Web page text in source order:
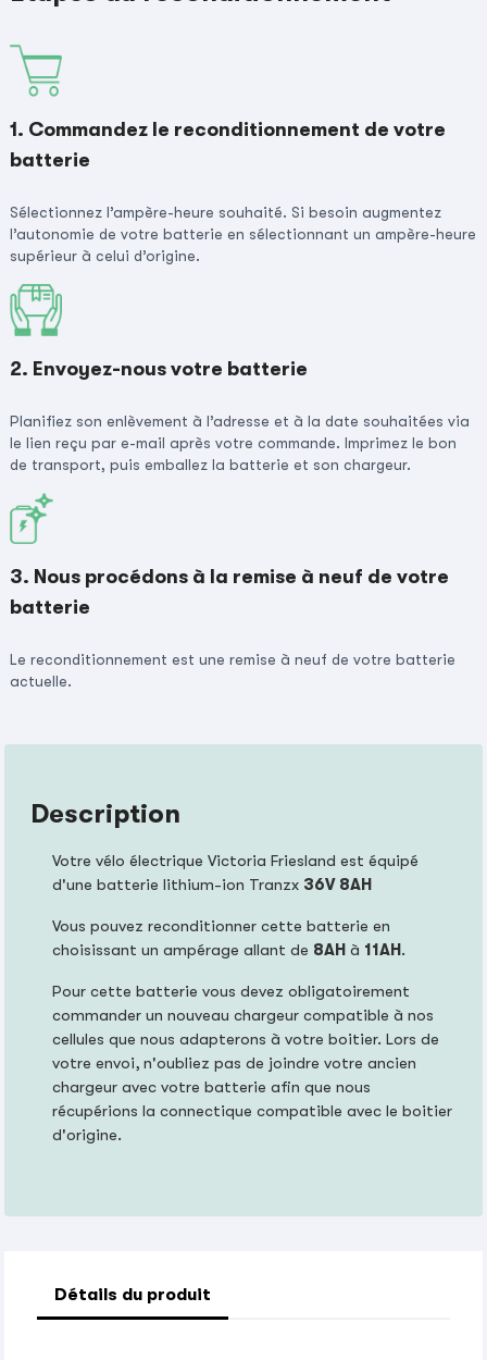
1. Commandez le reconditionnement de votre
batterie
Sélectionnez l’ampère-heure souhaité. Si besoin augmentez
l’autonomie de votre batterie en sélectionnant un ampère-heure
supérieur à celui d’origine.
2. Envoyez-nous votre batterie
Planifiez son enlèvement à l’adresse et à la date souhaitées via
le lien reçu par e-mail après votre commande. Imprimez le bon
de transport, puis emballez la batterie et son chargeur.
3. Nous procédons à la remise à neuf de votre
batterie
Le reconditionnement est une remise à neuf de votre batterie
actuelle.
Description
Votre vélo électrique Victoria Friesland est équipé
d'une batterie lithium-ion Tranzx 36V 8AH
Vous pouvez reconditionner cette batterie en
choisissant un ampérage allant de 8AH à 11AH.
Pour cette batterie vous devez obligatoirement
commander un nouveau chargeur compatible à nos
cellules que nous adapterons à votre boitier. Lors de
votre envoi, n'oubliez pas de joindre votre ancien
chargeur avec votre batterie afin que nous
récupérions la connectique compatible avec le boitier
d'origine.
Détails du produit